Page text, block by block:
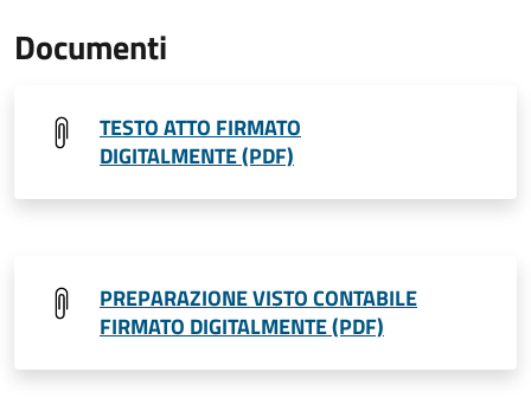
Documenti
TESTO ATTO FIRMATO
DIGITALMENTE (PDF)
PREPARAZIONE VISTO CONTABILE
FIRMATO DIGITALMENTE (PDF)